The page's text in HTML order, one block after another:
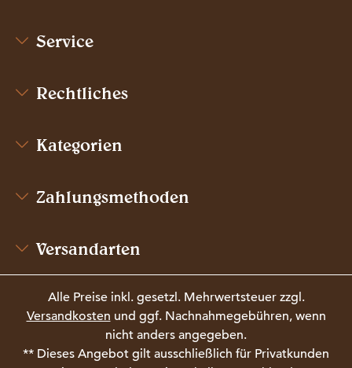
Service
Rechtliches
Kategorien
Zahlungsmethoden
Versandarten
Alle Preise inkl. gesetzl. Mehrwertsteuer zzgl.
Versandkosten und ggf. Nachnahmegebühren, wenn
nicht anders angegeben.
** Dieses Angebot gilt ausschließlich für Privatkunden